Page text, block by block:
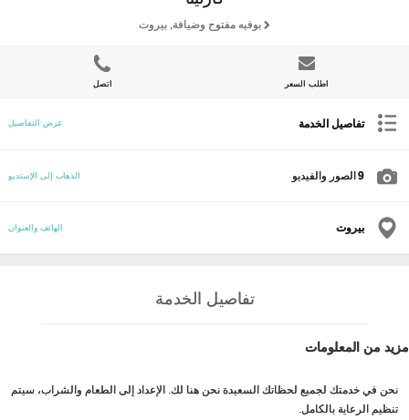
بوفيه مفتوح وضيافة, بيروت
اطلب السعر اتصل
تفاصيل الخدمة عرض التفاصيل
9 الصور والفيديو الذهاب إلى الإستديو
بيروت الهاتف والعنوان
تفاصيل الخدمة
مزيد من المعلومات
نحن في خدمتك لجميع لحظاتك السعيدة نحن هنا لك. الإعداد إلى الطعام والشراب، سيتم
تنظيم الرعاية بالكامل.